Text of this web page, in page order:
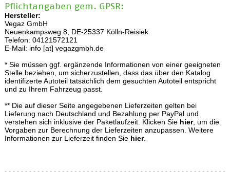
Pflichtangaben gem. GPSR:
Hersteller:
Vegaz GmbH
Neuenkampsweg 8, DE-25337 Kölln-Reisiek
Telefon: 04121572121
E-Mail: info [at] vegazgmbh.de
* Sie müssen ggf. ergänzende Informationen von einer geeigneten
Stelle beziehen, um sicherzustellen, dass das über den Katalog
identifizerte Autoteil tatsächlich dem gesuchten Autoteil entspricht
und zu Ihrem Fahrzeug passt.
** Die auf dieser Seite angegebenen Lieferzeiten gelten bei
Lieferung nach Deutschland und Bezahlung per PayPal und
verstehen sich inklusive der Paketlaufzeit. Klicken Sie hier, um die
Vorgaben zur Berechnung der Lieferzeiten anzupassen. Weitere
Informationen zur Lieferzeit finden Sie hier.